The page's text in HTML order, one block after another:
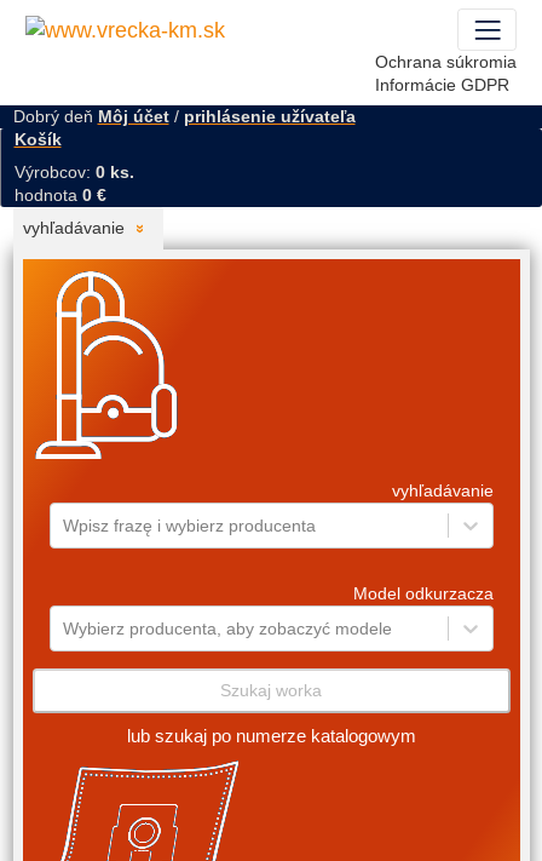
Ochrana súkromia
Informácie GDPR
Dobrý deň Môj účet/ prihlásenie užívateľa
Košík
Výrobcov: 0 ks.
hodnota 0 €
vyhľadávanie
vyhľadávanie
Wpisz frazę i wybierz producenta
Model odkurzacza
Wybierz producenta, aby zobaczyć modele
Szukaj worka
lub szukaj po numerze katalogowym